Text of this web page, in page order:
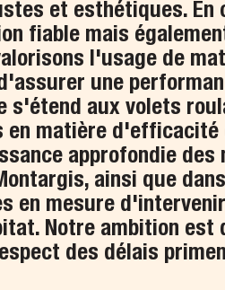
et esthétiques. En
fiable mais
l'usage de
une
s'étend aux volets
matière d'efficacité
approfondie des
ainsi que
en mesure
Notre ambition est
des délais